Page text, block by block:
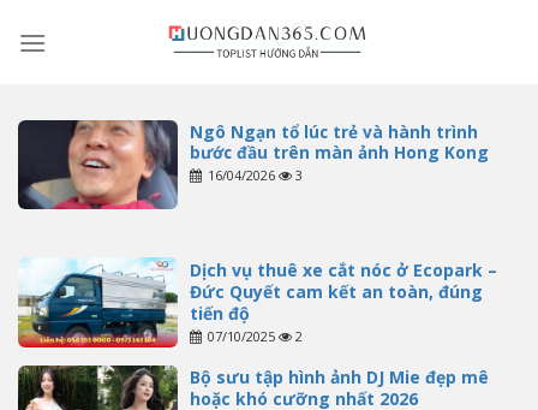
Ngô Ngạn tổ lúc trẻ và hành trình
bước đầu trên màn ảnh Hong Kong
16/04/2026 3
Dịch vụ thuê xe cắt nóc ở Ecopark –
Đức Quyết cam kết an toàn, đúng
tiến độ
07/10/2025 2
Bộ sưu tập hình ảnh DJ Mie đẹp mê
hoặc khó cưỡng nhất 2026